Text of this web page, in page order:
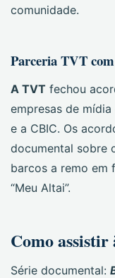
comunidade.
Parceria TVT
A TVT fechou
empresas de
e a CBIC. Os
documental sobre
barcos a remo em
“Meu Altai”.
Como
Série documental: